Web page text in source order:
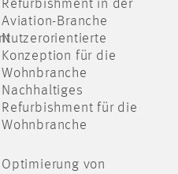
Refurbishment in der
Aviation-Branche
Nutzerorientierte
Konzeption für die
Wohnbranche
Nachhaltiges
Refurbishment für die
Wohnbranche
Optimierung von